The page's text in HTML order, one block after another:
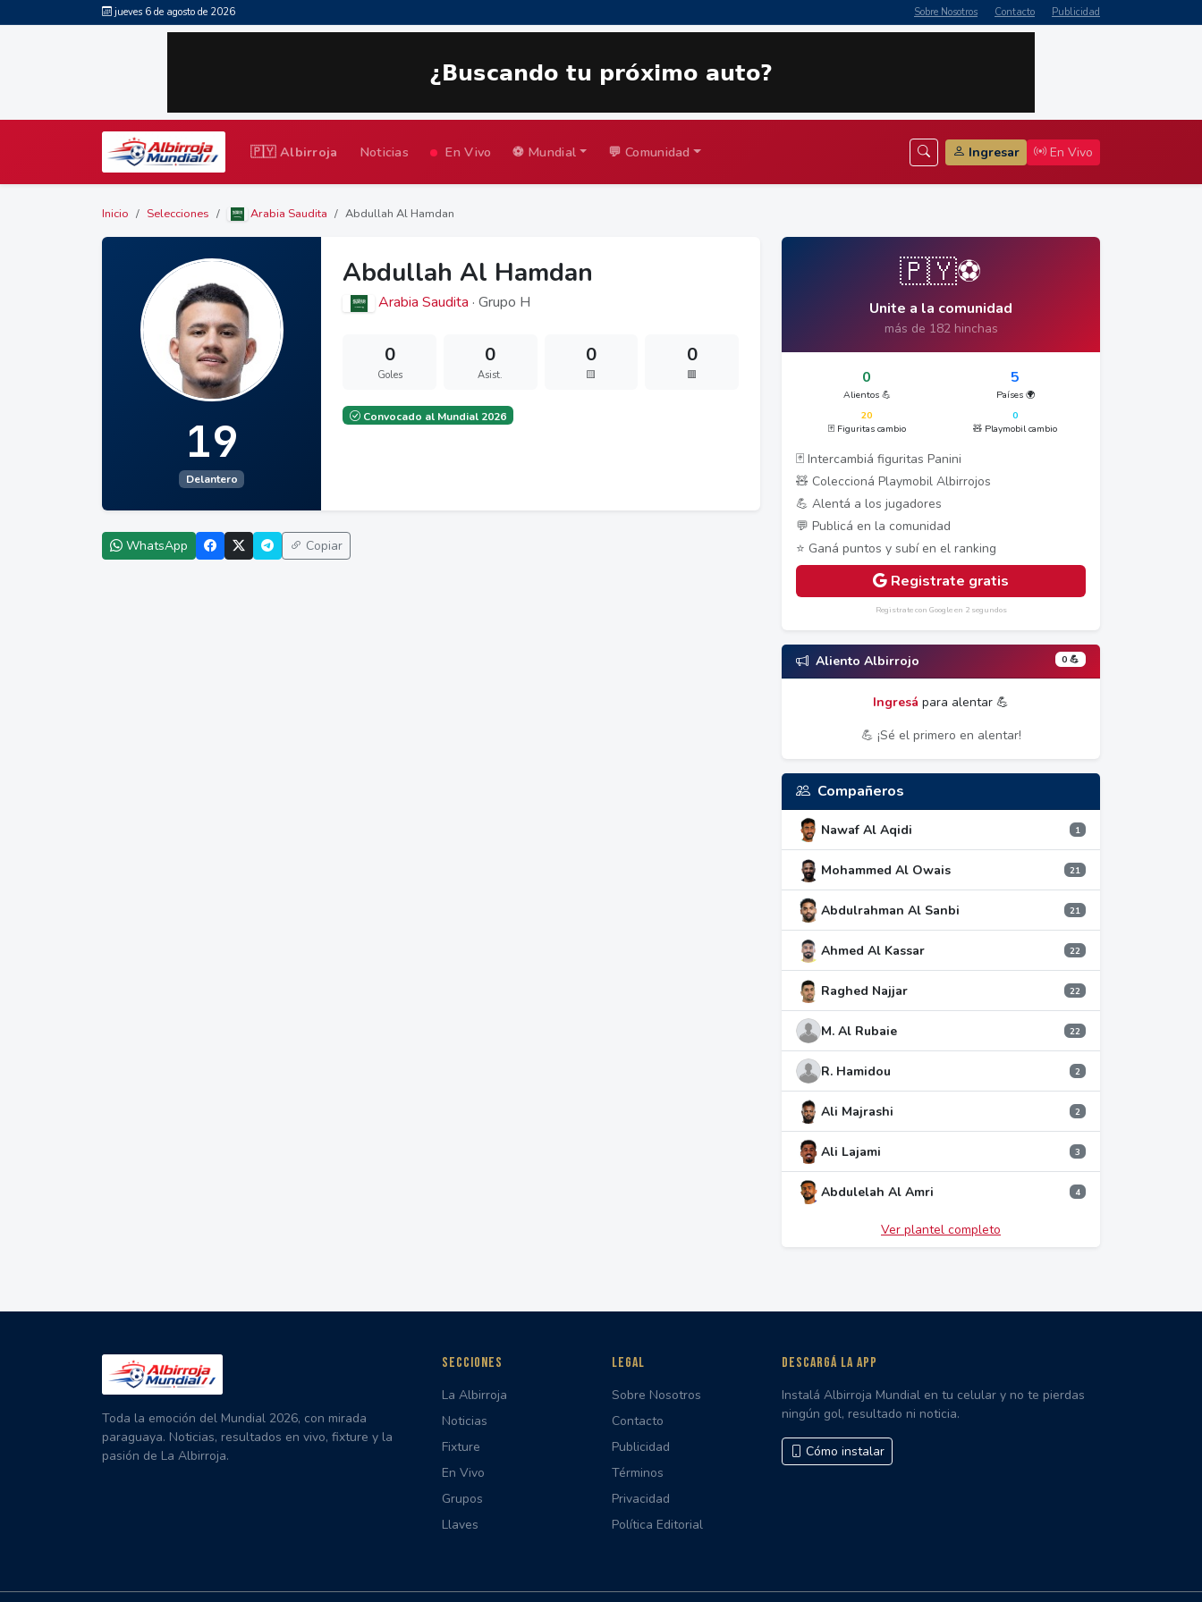
jueves 6 de agosto de 2026 Sobre Nosotros Contacto Publicidad
🇵🇾 Albirroja Noticias En Vivo ⚽ Mundial 💬 Comunidad Ingresar En Vivo
Inicio Selecciones Arabia Saudita Abdullah Al Hamdan
19
Delantero
Abdullah Al Hamdan
Arabia Saudita · Grupo H
0
Goles
0
Asist.
0
🟨
0
🟥
Convocado al Mundial 2026
WhatsApp Copiar
🇵🇾⚽
Unite a la comunidad
más de 182 hinchas
0
Alientos 💪
5
Países 🌍
20
🃏 Figuritas cambio
0
🧸 Playmobil cambio
🃏 Intercambiá figuritas Panini
🧸 Coleccioná Playmobil Albirrojos
💪 Alentá a los jugadores
💬 Publicá en la comunidad
⭐ Ganá puntos y subí en el ranking
Registrate gratis
Registrate con Google en 2 segundos
Aliento Albirrojo 0 💪
Ingresá para alentar 💪
💪 ¡Sé el primero en alentar!
Compañeros
Nawaf Al Aqidi 1
Mohammed Al Owais 21
Abdulrahman Al Sanbi 21
Ahmed Al Kassar 22
Raghed Najjar 22
M. Al Rubaie 22
R. Hamidou 2
Ali Majrashi 2
Ali Lajami 3
Abdulelah Al Amri 4
Ver plantel completo
Toda la emoción del Mundial 2026, con mirada
paraguaya. Noticias, resultados en vivo, fixture y la
pasión de La Albirroja.
SECCIONES
La Albirroja
Noticias
Fixture
En Vivo
Grupos
Llaves
LEGAL
Sobre Nosotros
Contacto
Publicidad
Términos
Privacidad
Política Editorial
DESCARGÁ LA APP
Instalá Albirroja Mundial en tu celular y no te pierdas
ningún gol, resultado ni noticia.
Cómo instalar